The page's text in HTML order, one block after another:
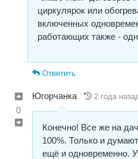
циркулярок или
включенных
работающих также -
Ответить
0
Югорчанка 2 года
Конечно! Все же на
100%. Только и
ещё и одновременно.